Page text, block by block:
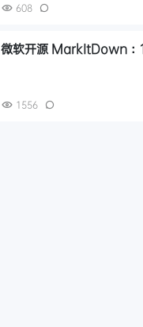
608
微软开源 MarkItDown：
1556